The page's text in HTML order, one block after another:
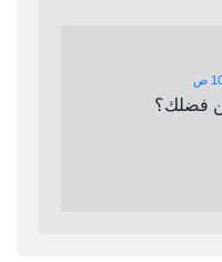
فضلك؟